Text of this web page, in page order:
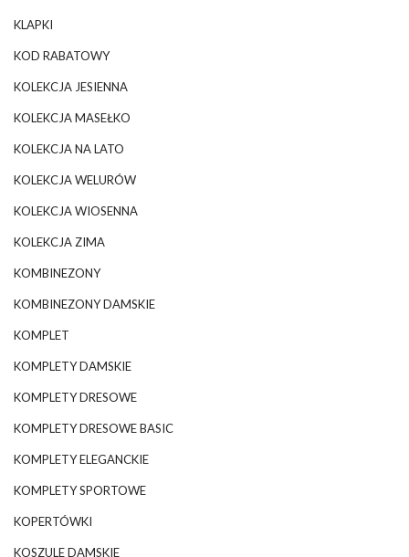
KLAPKI
KOD RABATOWY
KOLEKCJA JESIENNA
KOLEKCJA MASEŁKO
KOLEKCJA NA LATO
KOLEKCJA WELURÓW
KOLEKCJA WIOSENNA
KOLEKCJA ZIMA
KOMBINEZONY
KOMBINEZONY DAMSKIE
KOMPLET
KOMPLETY DAMSKIE
KOMPLETY DRESOWE
KOMPLETY DRESOWE BASIC
KOMPLETY ELEGANCKIE
KOMPLETY SPORTOWE
KOPERTÓWKI
KOSZULE DAMSKIE